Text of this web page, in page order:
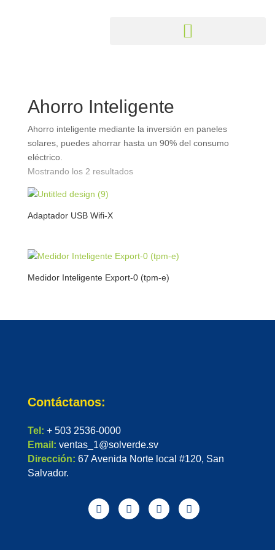
Ahorro Inteligente
Ahorro inteligente mediante la inversión en paneles
solares, puedes ahorrar hasta un 90% del consumo
eléctrico.
Mostrando los 2 resultados
Adaptador USB Wifi-X
Medidor Inteligente Export-0 (tpm-e)
Contáctanos:
Tel: + 503 2536-0000
Email: ventas_1@solverde.sv
Dirección: 67 Avenida Norte local #120, San
Salvador.